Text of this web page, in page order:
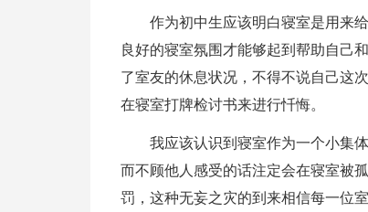
作为初中生应该明白寝室是用来
良好的寝室氛围才能够起到帮助自己
了室友的休息状况，不得不说自己这
在寝室打牌检讨书来进行忏悔。
我应该认识到寝室作为一个小集
而不顾他人感受的话注定会在寝室被
罚，这种无妄之灾的到来相信每一位